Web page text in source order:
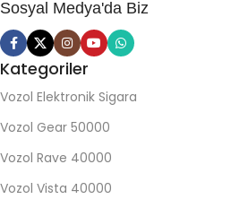
Sosyal Medya'da Biz
Kategoriler
Vozol Elektronik Sigara
Vozol Gear 50000
Vozol Rave 40000
Vozol Vista 40000